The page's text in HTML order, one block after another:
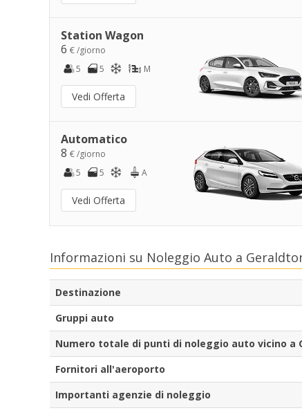
Station Wagon
6 € /giorno
5
5 M
Vedi Offerta
Automatico
8 € /giorno
5
5 A
Vedi Offerta
Informazioni su Noleggio Auto a
Destinazione
Gruppi auto
Numero totale di punti di noleggio auto vicino a
Fornitori all'aeroporto
Importanti agenzie di noleggio